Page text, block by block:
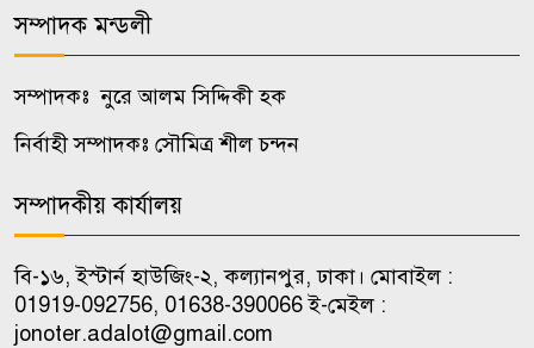
৮
বাবাকে শেষ বিদায় জানাতে
রোজারিওতে মেসি, ডি পলের গোল
‘মক্কা চুক্তি’ ইরানের বিরুদ্ধে নয়,
জানাল তুরস্ক
সম্পাদক মন্ডলী
সম্পাদকঃ নুরে আলম সিদ্দিকী হক
নির্বাহী সম্পাদকঃ সৌমিত্র শীল চন্দন
সম্পাদকীয় কার্যালয়
বি-১৬, ইস্টার্ন হাউজিং-২, কল্যানপুর, ঢাকা। মোবাইল :
01919-092756, 01638-390066 ই-মেইল :
jonoter.adalot@gmail.com